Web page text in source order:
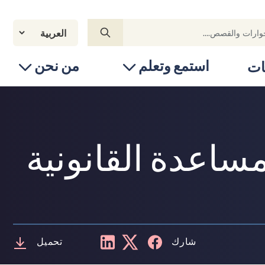
استمع وتعلم من نحن
القانونية
شارك تحميل